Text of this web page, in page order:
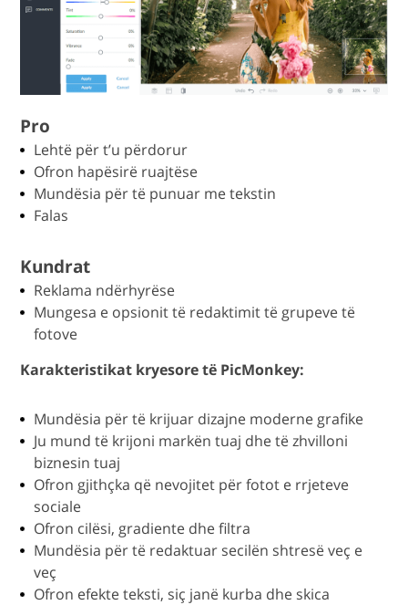
Pro
Lehtë për t’u përdorur
Ofron hapësirë ruajtëse
Mundësia për të punuar me tekstin
Falas
Kundrat
Reklama ndërhyrëse
Mungesa e opsionit të redaktimit të grupeve të
fotove
Karakteristikat kryesore të PicMonkey:
Mundësia për të krijuar dizajne moderne grafike
Ju mund të krijoni markën tuaj dhe të zhvilloni
biznesin tuaj
Ofron gjithçka që nevojitet për fotot e rrjeteve
sociale
Ofron cilësi, gradiente dhe filtra
Mundësia për të redaktuar secilën shtresë veç e
veç
Ofron efekte teksti, siç janë kurba dhe skica